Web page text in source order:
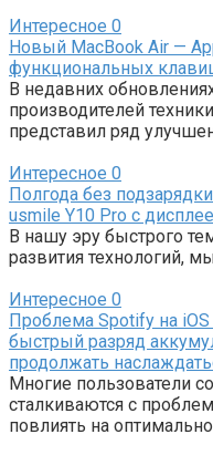
Интересное 0
Новый MacBook Air —
функциональных
В недавних
производителей
представил ряд
Интересное 0
Полгода без
usmile Y10 Pro с
В нашу эру быстрого
развития технологий,
Интересное 0
Проблема Spotify на
быстрый разряд
продолжать
Многие пользователи
сталкиваются с
повлиять на